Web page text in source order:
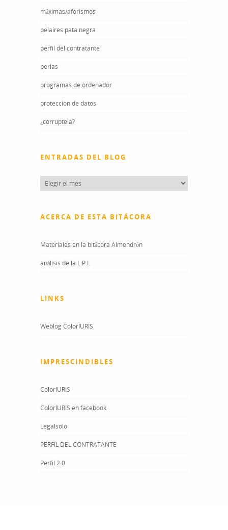
máximas/aforismos
pelaires pata negra
perfil del contratante
perlas
programas de ordenador
proteccion de datos
¿corruptela?
ENTRADAS DEL BLOG
Entradas
del
ACERCA DE ESTA BITÁCORA
Materiales en la bitácora Almendrón
análisis de la L.P.I.
LINKS
Weblog ColorIURIS
IMPRESCINDIBLES
ColorIURIS
ColorIURIS en facebook
Legalsolo
PERFIL DEL CONTRATANTE
Perfil 2.0